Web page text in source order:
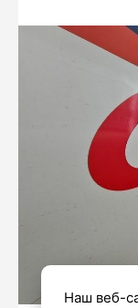
Наш веб-